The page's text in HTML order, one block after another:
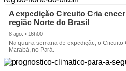
A expedição Circuito Cria
região Norte do Brasil
8 ago. • 16h00
Na quarta semana de expedição, o Circuito
Marabá, no Pará.